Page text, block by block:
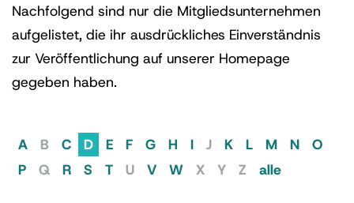
Nachfolgend sind nur die Mitgliedsunternehmen
aufgelistet, die ihr ausdrückliches Einverständnis
zur Veröffentlichung auf unserer Homepage
gegeben haben.
A B C D E F G H I J K L M N
O
P
Q R S T U V W X Y Z alle